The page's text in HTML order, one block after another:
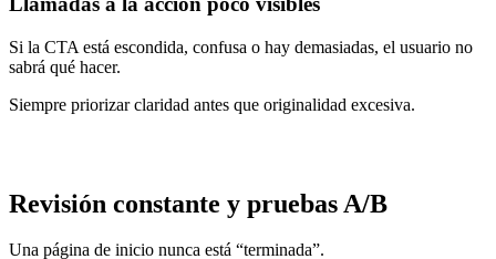
Si la CTA está escondida, confusa o hay demasiadas, el usuario no
sabrá qué hacer.
Siempre priorizar claridad antes que originalidad excesiva.
Revisión constante y pruebas A/B
Una página de inicio nunca está “terminada”.